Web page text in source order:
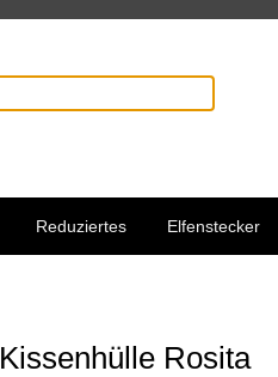
Reduziertes Elfenstecker
Kissenhülle Rosita